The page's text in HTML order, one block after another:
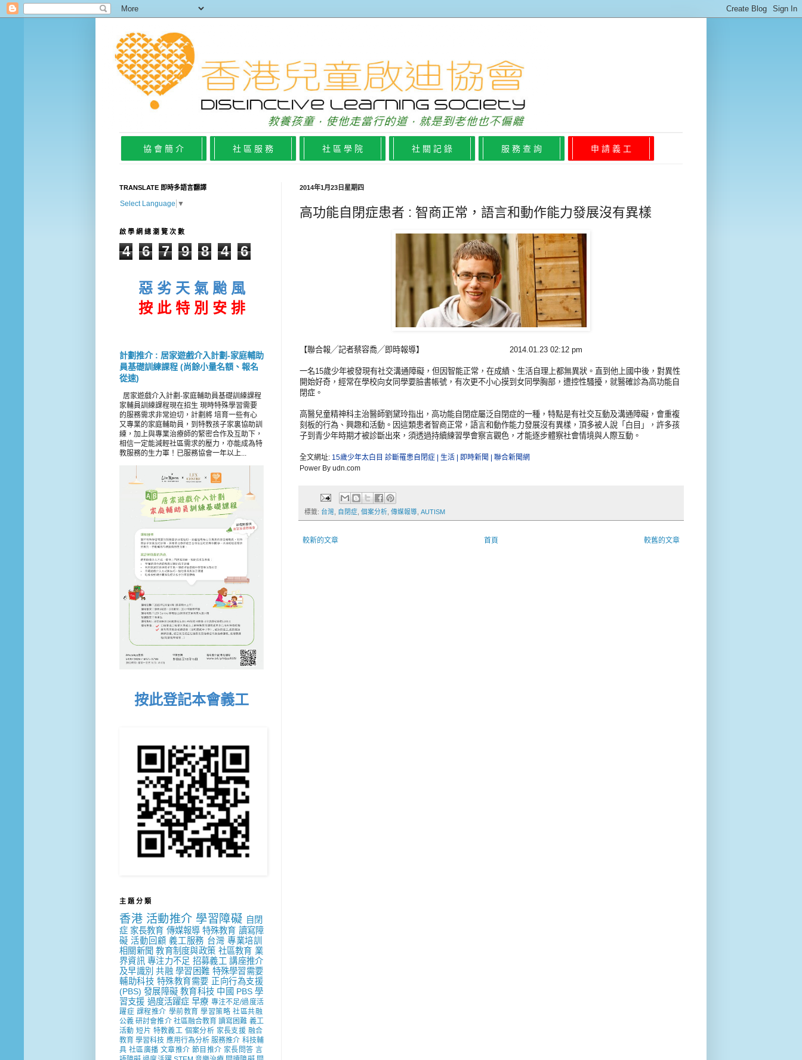
協 會 簡 介 社 區 服 務 社 區 學 院 社 關 記 錄 服 務 查 詢 申 請 義 工
2014年1月23日星期四
高功能自閉症患者 : 智商正常，語言和動作能力發展沒有異樣
【聯合報╱記者蔡容喬╱即時報導】 2014.01.23 02:12 pm
一名15歲少年被發現有社交溝通障礙，但因智能正常，在成績、生活自理上都無異狀。直到他上國中後，對異性
開始好奇，經常在學校向女同學要臉書帳號，有次更不小心摸到女同學胸部，遭控性騷擾，就醫確診為高功能自
閉症。
高醫兒童精神科主治醫師劉黛玲指出，高功能自閉症屬泛自閉症的一種，特點是有社交互動及溝通障礙，會重複
刻板的行為、興趣和活動。因這類患者智商正常，語言和動作能力發展沒有異樣，頂多被人說「白目」，許多孩
子到青少年時期才被診斷出來，須透過持續練習學會察言觀色，才能逐步體察社會情境與人際互動。
全文網址: 15歲少年太白目 診斷罹患自閉症 | 生活 | 即時新聞 | 聯合新聞網
Power By udn.com
標籤: 台灣 自閉症 個案分析 傳媒報導 AUTISM
較新的文章 較舊的文章
首頁
TRANSLATE 即時多語言翻譯
Select Language ▼
啟 學 網 總 瀏 覽 次 數
4 6 7 9 8 4 6
惡 劣 天 氣 颱 風
按 此 特 別 安 排
計劃推介 : 居家遊戲介入計劃-家庭輔助
員基礎訓練課程 (尚餘小量名額、報名
從速)
居家遊戲介入計劃-家庭輔助員基礎訓練課程
家輔員訓練課程現在招生 現時特殊學習需要
的服務需求非常迫切，計劃將 培育一些有心
又專業的家庭輔助員，到特教孩子家裏協助訓
練，加上與專業治療師的緊密合作及互助下，
相信一定能減輕社區需求的壓力，亦能成為特
教服務的生力軍！已服務協會一年以上...
按此登記本會義工
主 題 分 類
香港 活動推介 學習障礙 自閉
症 家長教育 傳媒報導 特殊教育 讀寫障
礙 活動回顧 義工服務 台灣 專業培訓
相關新聞 教育制度與政策 社區教育 業
界資訊 專注力不足 招募義工 講座推介
及早識別 共融 學習困難 特殊學習需要
輔助科技 特殊教育需要 正向行為支援
(PBS) 發展障礙 教育科技 中國 PBS 學
習支援 過度活躍症 早療 專注不足/過度活
躍症 課程推介 學前教育 學習策略 社區共融
公義 研討會推介 社區融合教育 讀寫困難 義工
活動 短片 特教義工 個案分析 家長支援 融合
教育 學習科技 應用行為分析 服務推介 科技輔
具 社區廣播 文章推介 節目推介 家長問答 言